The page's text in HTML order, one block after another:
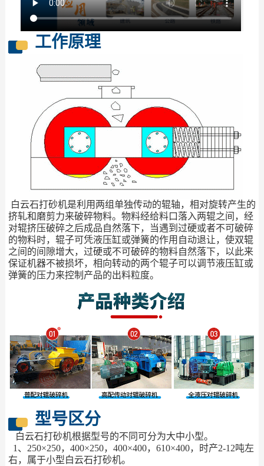
工作原理
白云石打砂机是利用两组单独传动的辊轴，相对旋转产生的
挤轧和磨剪力来破碎物料。物料经给料口落入两辊之间，经
对辊挤压破碎之后成品自然落下，当遇到过硬或者不可破碎
的物料时，辊子可凭液压缸或弹簧的作用自动退让，使双辊
之间的间隙增大，过硬或不可破碎的物料自然落下，以此来
保证机器不被损坏，相向转动的两个辊子可以调节液压缸或
弹簧的压力来控制产品的出料粒度。
型号区分
白云石打砂机根据型号的不同可分为大中小型。
1、250×250，400×250，400×400，610×400，时产2-12吨左
右，属于小型白云石打砂机。